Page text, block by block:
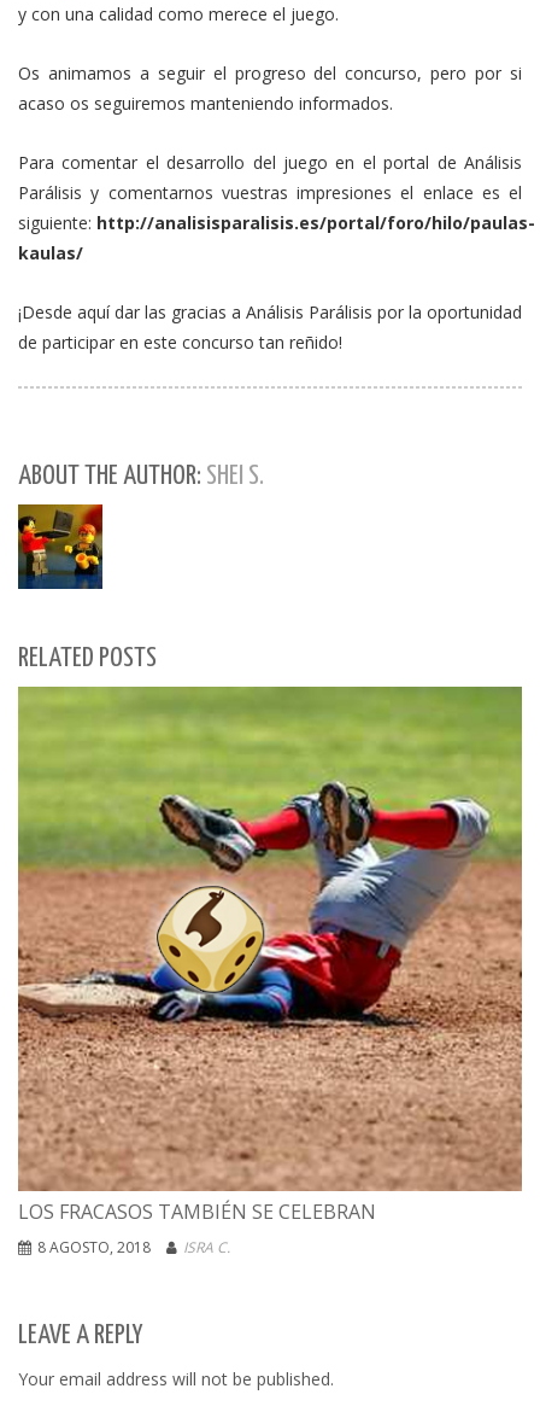
y con una calidad como merece el juego.
Os animamos a seguir el progreso del concurso, pero por si
acaso os seguiremos manteniendo informados.
Para comentar el desarrollo del juego en el portal de Análisis
Parálisis y comentarnos vuestras impresiones el enlace es el
siguiente: http://analisisparalisis.es/portal/foro/hilo/paulas-
kaulas/
¡Desde aquí dar las gracias a Análisis Parálisis por la oportunidad
de participar en este concurso tan reñido!
ABOUT THE AUTHOR: SHEI S.
RELATED POSTS
LOS FRACASOS TAMBIÉN SE CELEBRAN
8 AGOSTO, 2018 ISRA C.
LEAVE A REPLY
Your email address will not be published.